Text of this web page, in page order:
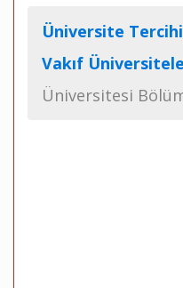
Üniversite Tercihi
Vakıf
Üniversitesi